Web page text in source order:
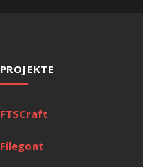
PROJEKTE
FTSCraft
Filegoat